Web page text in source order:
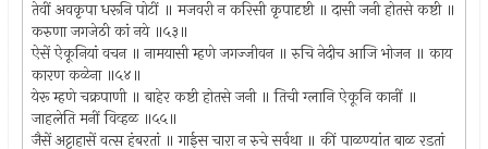
तेवीं अवकृपा धरूनि पोटीं ॥ मजवरी न करिसी कृपादृष्टी ॥ दासी जनी होतसे कष्टी ॥
करुणा जगजेठी कां नये ॥५३॥
ऐसें ऐकूनियां वचन ॥ नामयासी म्हणे जगज्जीवन ॥ रुचि नेदीच आजि भोजन ॥ काय
कारण कळेना ॥५४॥
येरू म्हणे चक्रपाणी ॥ बाहेर कष्टी होतसे जनी ॥ तिची ग्लानि ऐकूनि कानीं ॥
जाहलेति मनीं विव्हळ ॥५५॥
जैसें अट्टाहासें वत्स हंबरतां ॥ गाईस चारा न रुचे सर्वथा ॥ कीं पाळण्यांत बाळ रडतां